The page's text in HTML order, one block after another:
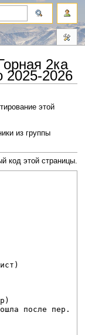
2ка
2025-2026
этой
из группы
код этой страницы.